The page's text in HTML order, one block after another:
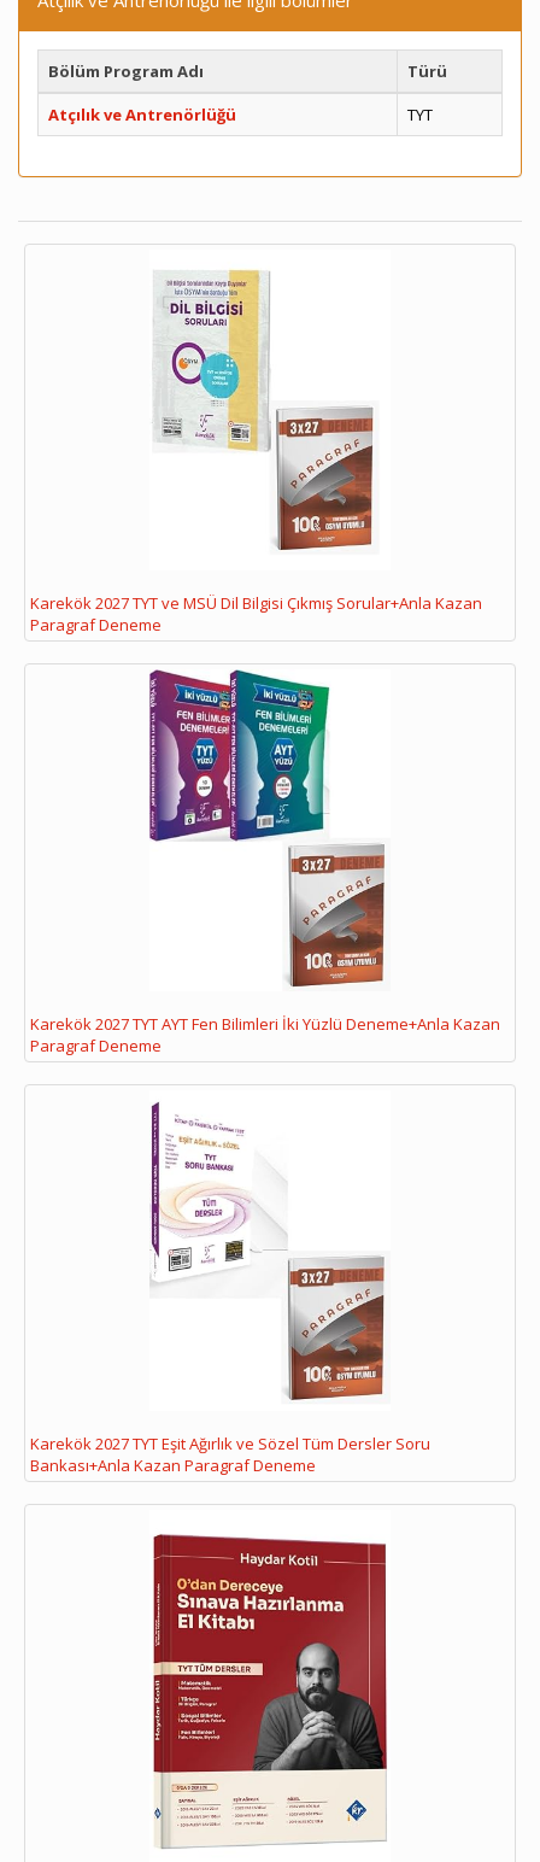
Bölüm Program Adı
Türü
Atçılık ve Antrenörlüğü
TYT
Karekök 2027 TYT ve MSÜ Dil Bilgisi Çıkmış Sorular+Anla Kazan
Paragraf Deneme
Karekök 2027 TYT AYT Fen Bilimleri İki Yüzlü Deneme+Anla Kazan
Paragraf Deneme
Karekök 2027 TYT Eşit Ağırlık ve Sözel Tüm Dersler Soru
Bankası+Anla Kazan Paragraf Deneme